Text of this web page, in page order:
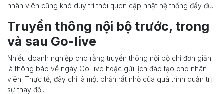
nhân viên cũng khó duy trì thói quen cập nhật hệ thống đầy đủ.
Truyền thông nội bộ trước, trong
và sau Go-live
Nhiều doanh nghiệp cho rằng truyền thông nội bộ chỉ đơn giản
là thông báo về ngày Go-live hoặc gửi lịch đào tạo cho nhân
viên. Thực tế, đây chỉ là một phần rất nhỏ của quá trình quản trị
sự thay đổi.